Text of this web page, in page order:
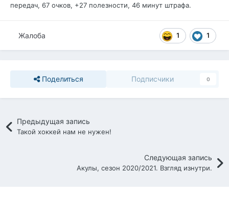
передач, 67 очков, +27 полезности, 46 минут штрафа.
1 1
Жалоба
Поделиться Подписчики 0
Предыдущая запись
Такой хоккей нам не нужен!
Следующая запись
Акулы, сезон 2020/2021. Взгляд изнутри.